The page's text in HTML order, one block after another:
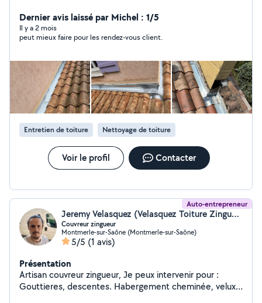
m'adapter à toute sorte de mission sur vos toitures
(charpente couverture zinguerie habillage bandeaux
pose de velux demoussage )
Dernier avis laissé par Michel : 1/5
Il y a 2 mois
peut mieux faire pour les rendez-vous client.
Entretien de toiture Nettoyage de toiture
Voir le profil Contacter
Auto-entrepreneur
Jeremy Velasquez (Velasquez Toiture Zinguerie)
Couvreur zingueur
Montmerle-sur-Saône (Montmerle-sur-Saône)
5/5 (1 avis)
Présentation
Artisan couvreur zingueur, Je peux intervenir pour :
Gouttieres, descentes. Habergement cheminée, velux.